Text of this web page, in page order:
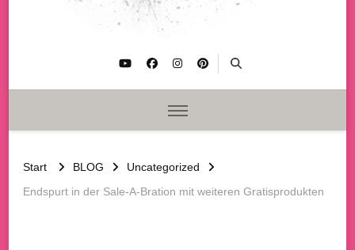
Start BLOG
Uncategorized
Endspurt in der Sale-A-Bration mit weiteren Gratisprodukten